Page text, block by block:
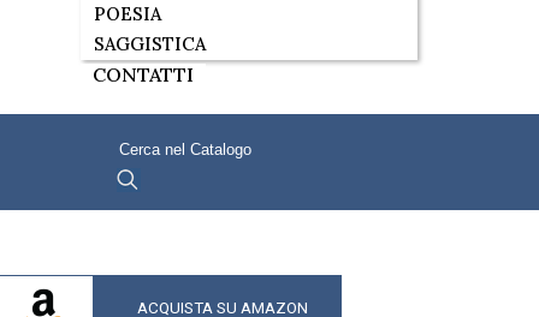
POESIA
SAGGISTICA
CONTATTI
ACQUISTA SU AMAZON